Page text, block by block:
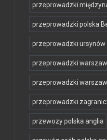
przeprowadzki
przeprowadzki polska
przeprowadzki ursynów
przeprowadzki
przeprowadzki
przeprowadzki
przewozy polska anglia